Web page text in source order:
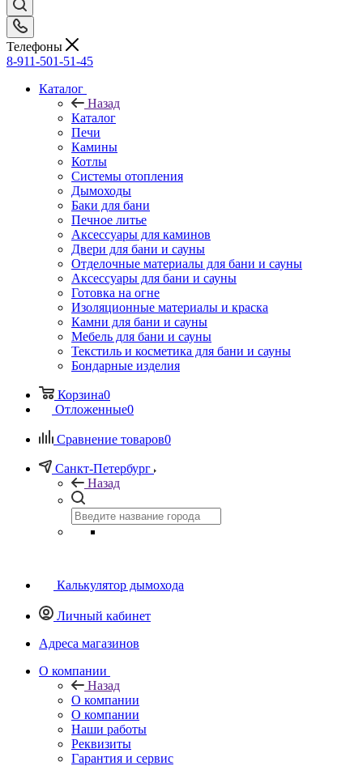
Телефоны
8-911-501-51-45
Каталог
Назад
Каталог
Печи
Камины
Котлы
Системы отопления
Дымоходы
Баки для бани
Печное литье
Аксессуары для каминов
Двери для бани и сауны
Отделочные материалы для бани и сауны
Аксессуары для бани и сауны
Готовка на огне
Изоляционные материалы и краска
Камни для бани и сауны
Мебель для бани и сауны
Текстиль и косметика для бани и сауны
Бондарные изделия
Корзина0
Отложенные0
Сравнение товаров0
Санкт-Петербург
Назад
Калькулятор дымохода
Личный кабинет
Адреса магазинов
O компании
Назад
O компании
О компании
Наши работы
Реквизиты
Гарантия и сервис